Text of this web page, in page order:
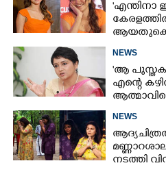
'എന്തിനാ
NEWS
'ആ
എന്റെ
പങ്കുവച്ച്
NEWS
നടത്തി